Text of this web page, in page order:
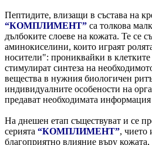
Пептидите, влизащи в състава на
“КОМПЛИМЕНТ” са толкова
дълбоките слоеве на кожата. Те се
аминокиселини, които играят
носители": прониквайки в
стимулират синтеза на
вещества в нужния биологичен
индивидуалните особености на
предават необходимата информация
На днешен етап съществуват и се
серията “КОМПЛИМЕНТ”, чието
благоприятно влияние въру кожата,